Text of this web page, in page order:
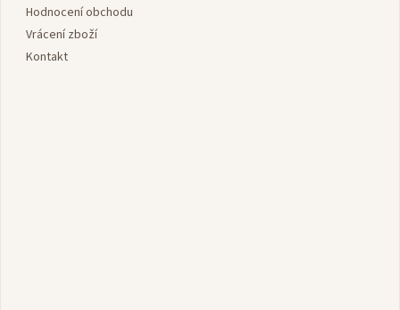
Hodnocení obchodu
Vrácení zboží
Kontakt